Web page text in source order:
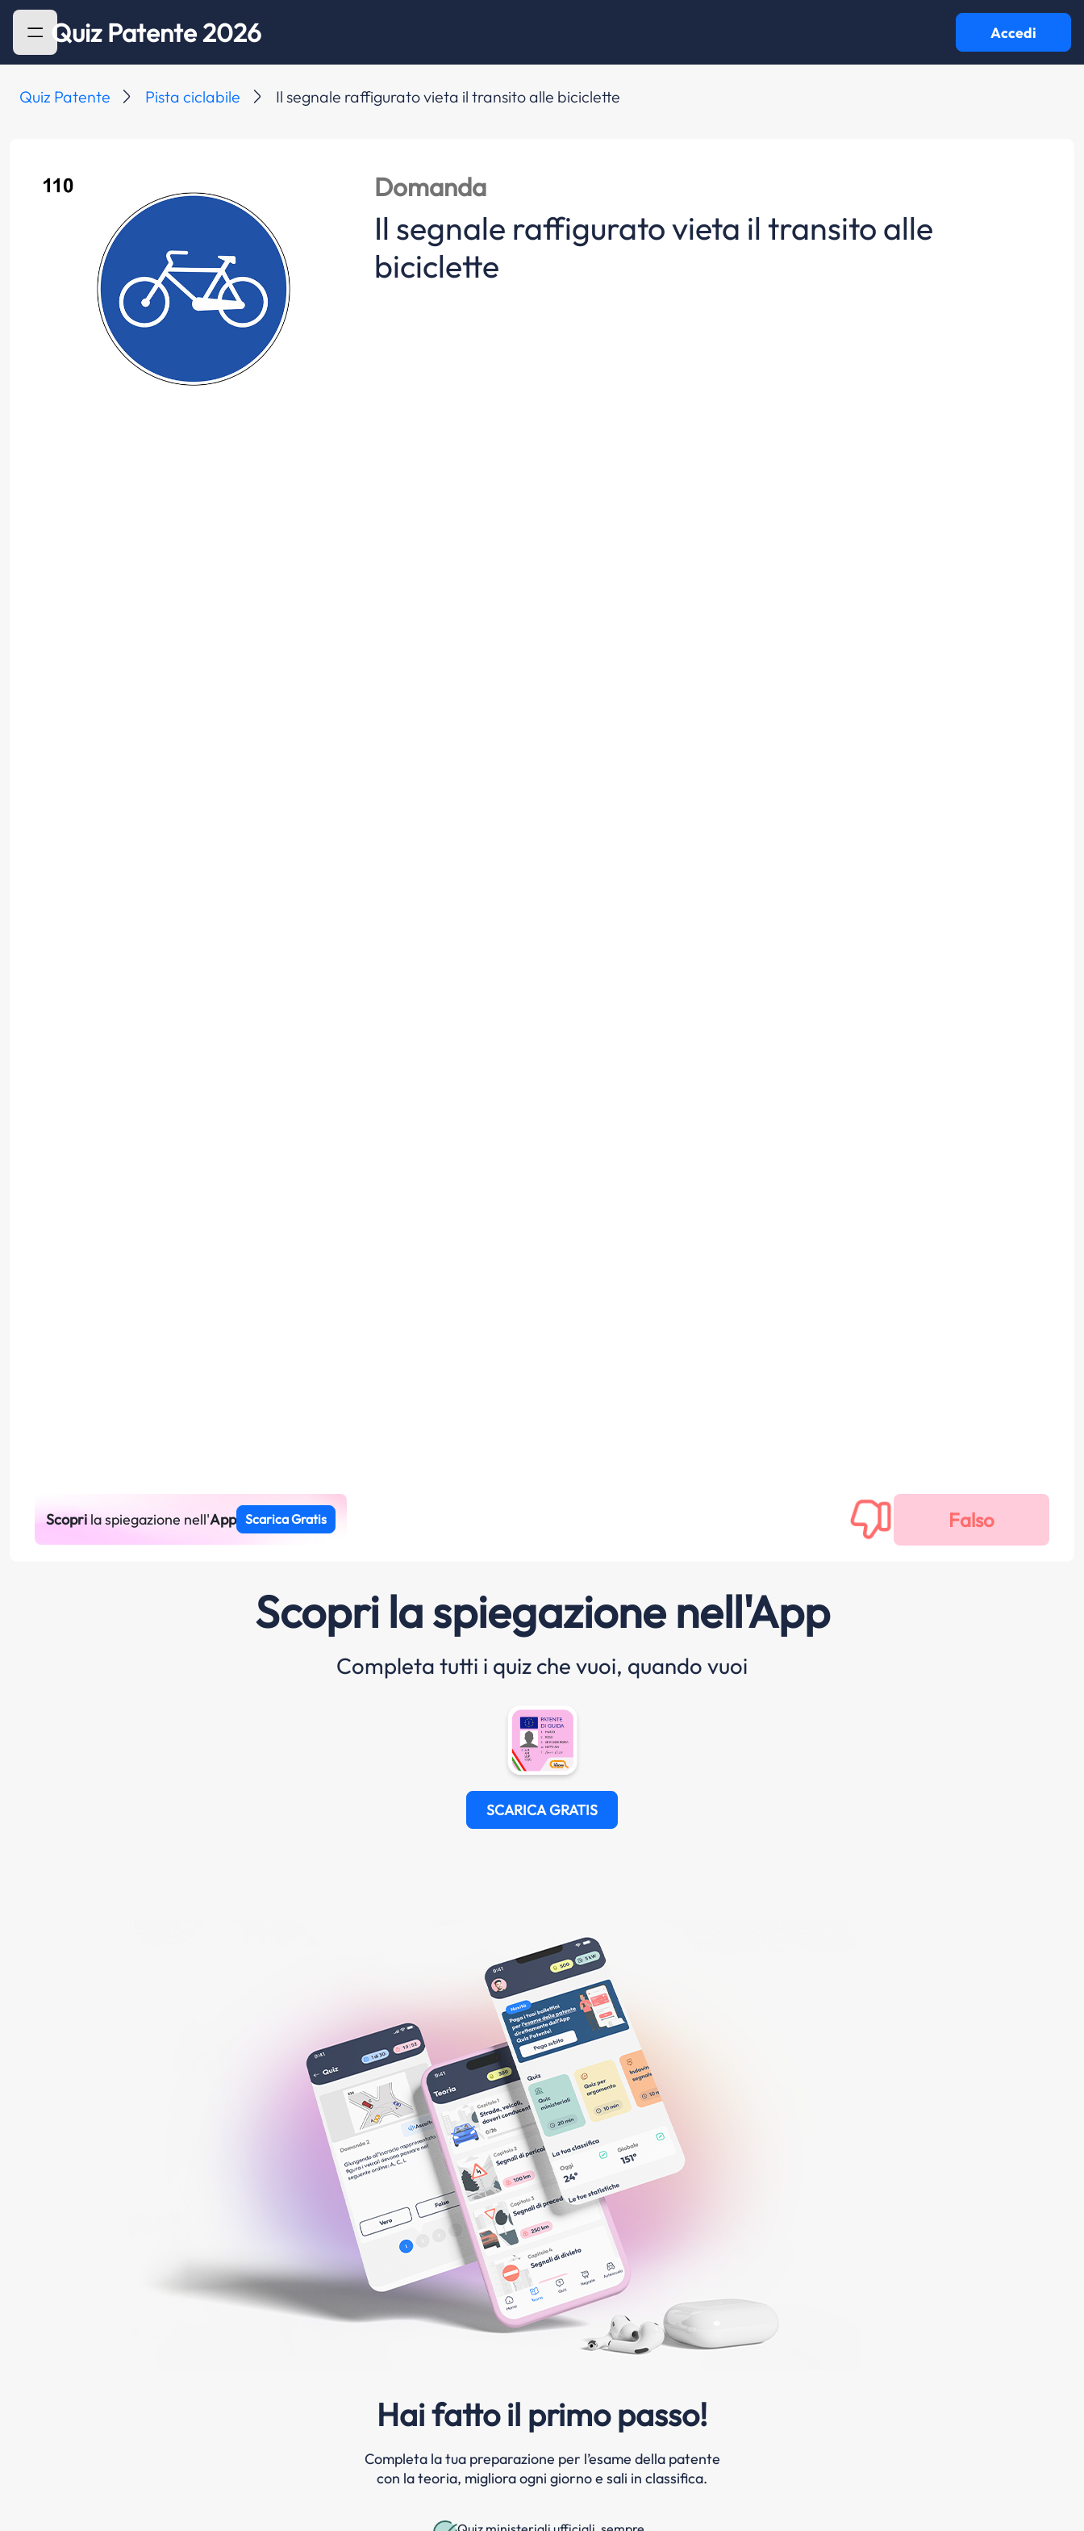
Quiz Patente 2026 Accedi
Quiz Patente Pista ciclabile Il segnale raffigurato vieta il transito alle biciclette
Domanda
Il segnale raffigurato vieta il transito alle
biciclette
Scoprila spiegazione nell'App Scarica Gratis
Scopri la spiegazione nell'App
Completa tutti i quiz che vuoi, quando vuoi
SCARICA GRATIS
Hai fatto il primo passo!
Completa la tua preparazione per l’esame della patente
con la teoria, migliora ogni giorno e sali in classifica.